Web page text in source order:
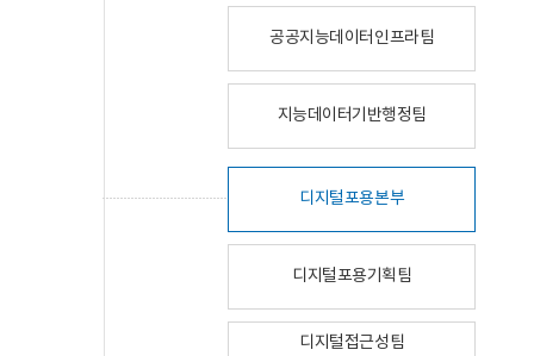
공공지능데이터인프라팀
지능데이터기반행정팀
디지털포용본부
디지털포용기획팀
디지털접근성팀